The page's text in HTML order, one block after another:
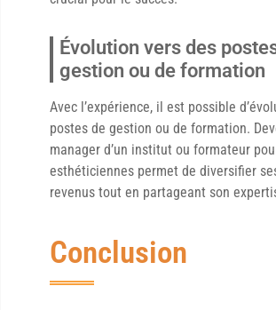
Évolution vers des
gestion ou de formation
Avec l’expérience, il est possible
postes de gestion ou de formation.
manager d’un institut ou formateur
esthéticiennes permet de diversifier
revenus tout en partageant son
Conclusion